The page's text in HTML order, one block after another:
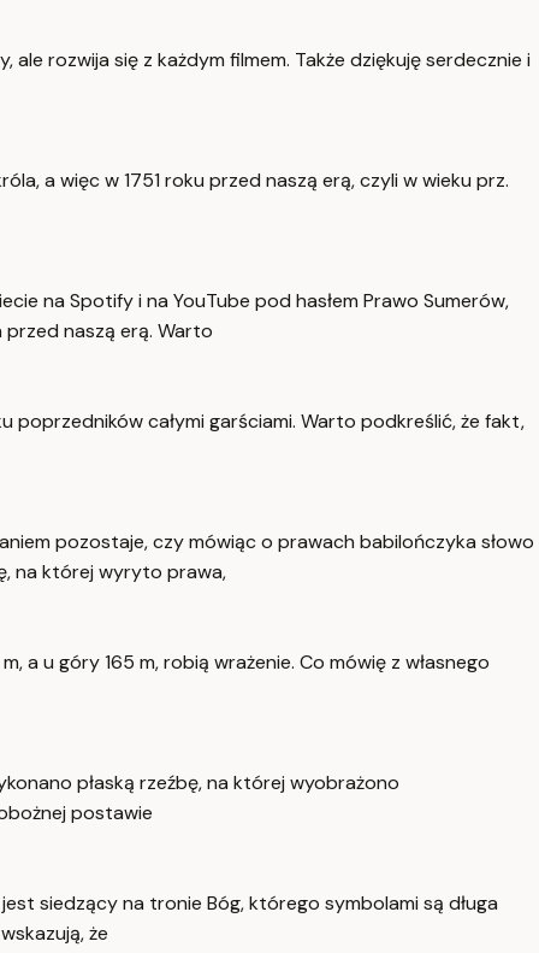
rozwija się z każdym filmem. Także dziękuję serdecznie i
a więc w 1751 roku przed naszą erą, czyli w wieku prz.
na Spotify i na YouTube pod hasłem Prawo Sumerów,
naszą erą. Warto
poprzedników całymi garściami. Warto podkreślić, że fakt,
pozostaje, czy mówiąc o prawach babilończyka słowo
na której wyryto prawa,
u góry 165 m, robią wrażenie. Co mówię z własnego
płaską rzeźbę, na której wyobrażono
postawie
siedzący na tronie Bóg, którego symbolami są długa
że